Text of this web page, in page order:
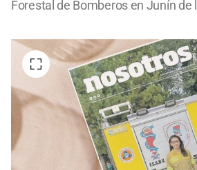
Forestal de Bomberos en Junín de